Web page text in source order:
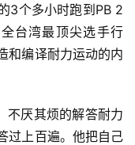
3个多小时跑到PB 2
台湾最顶尖选手行
和编译耐力运动的内
不厌其烦的解答耐力
过上百遍。他把自己